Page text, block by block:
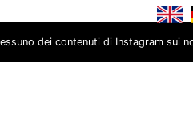
dei contenuti di Instagram